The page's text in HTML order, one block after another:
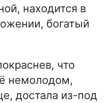
находится в
богатый
что
немолодом,
достала из-под